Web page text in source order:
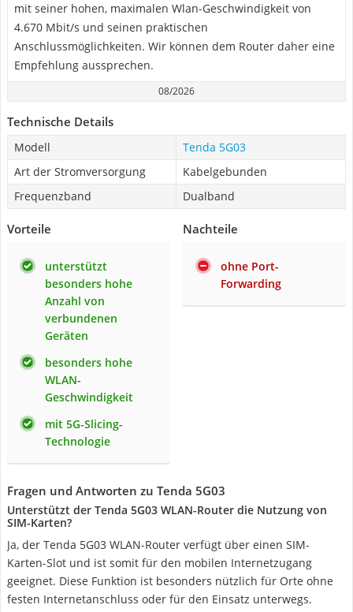
mit seiner hohen, maximalen Wlan-Geschwindigkeit von
4.670 Mbit/s und seinen praktischen
Anschlussmöglichkeiten. Wir können dem Router daher eine
Empfehlung aussprechen.
08/2026
Technische Details
Modell
Tenda 5G03
Art der Stromversorgung
Kabelgebunden
Frequenzband
Dualband
Vorteile
unterstützt
besonders hohe
Anzahl von
verbundenen
Geräten
besonders hohe
WLAN-
Geschwindigkeit
mit 5G-Slicing-
Technologie
Nachteile
ohne Port-
Forwarding
Fragen und Antworten zu Tenda 5G03
Unterstützt der Tenda 5G03 WLAN-Router die Nutzung von
SIM-Karten?
Ja, der Tenda 5G03 WLAN-Router verfügt über einen SIM-
Karten-Slot und ist somit für den mobilen Internetzugang
geeignet. Diese Funktion ist besonders nützlich für Orte ohne
festen Internetanschluss oder für den Einsatz unterwegs.